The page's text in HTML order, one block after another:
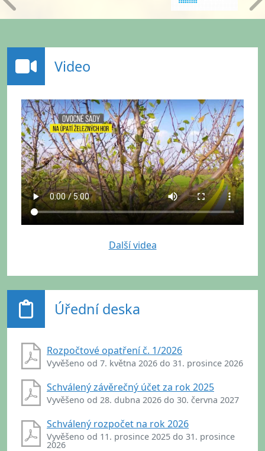
Video
Další videa
Úřední deska
Rozpočtové opatření č. 1/2026
Vyvěšeno od 7. května 2026 do 31. prosince 2026
Schválený závěrečný účet za rok 2025
Vyvěšeno od 28. dubna 2026 do 30. června 2027
Schválený rozpočet na rok 2026
Vyvěšeno od 11. prosince 2025 do 31. prosince
2026